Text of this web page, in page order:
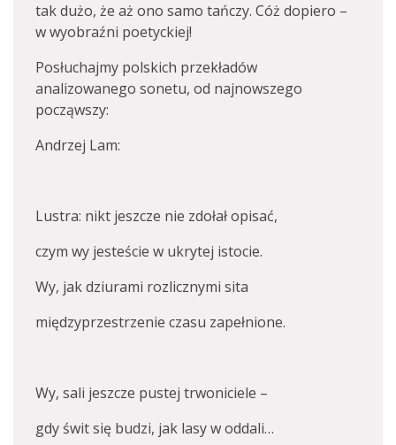
tak dużo, że aż ono samo tańczy. Cóż dopiero –
w wyobraźni poetyckiej!
Posłuchajmy polskich przekładów
analizowanego sonetu, od najnowszego
począwszy:
Andrzej Lam:
Lustra: nikt jeszcze nie zdołał opisać,
czym wy jesteście w ukrytej istocie.
Wy, jak dziurami rozlicznymi sita
międzyprzestrzenie czasu zapełnione.
Wy, sali jeszcze pustej trwoniciele –
gdy świt się budzi, jak lasy w oddali…